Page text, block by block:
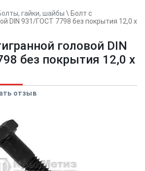
гайки, шайбы \ Болт с
DIN 931/ГОСТ 7798 без покрытия 12,0 x
головой DIN
без покрытия 12,0 x
отзыв